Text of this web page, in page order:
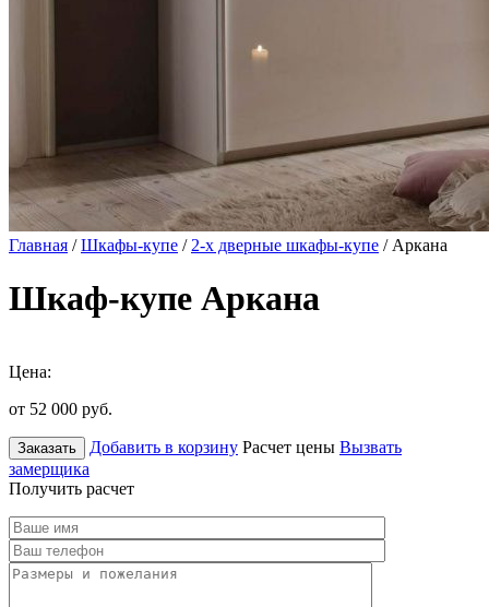
Главная /Шкафы-купе / 2-х дверные шкафы-купе / Аркана
Шкаф-купе Аркана
Цена:
от 52 000 руб.
Заказать Добавить в корзину Расчет цены Вызвать
замерщика
Получить расчет